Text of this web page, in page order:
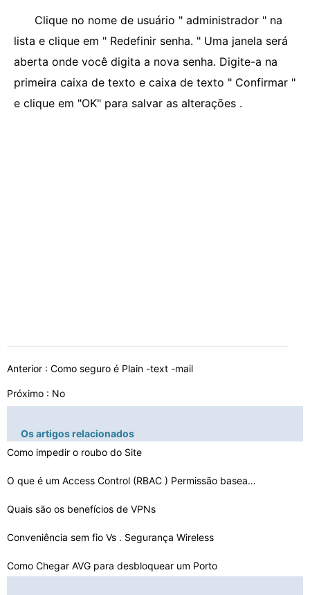
Clique no nome de usuário " administrador " na
lista e clique em " Redefinir senha. " Uma janela será
aberta onde você digita a nova senha. Digite-a na
primeira caixa de texto e caixa de texto " Confirmar "
e clique em "OK" para salvar as alterações .
Anterior : Como seguro é Plain -text -mail
Próximo : No
Os artigos relacionados
Como impedir o roubo do Site
O que é um Access Control (RBAC ) Permissão baseada e…
Quais são os benefícios de VPNs
Conveniência sem fio Vs . Segurança Wireless
Como Chegar AVG para desbloquear um Porto